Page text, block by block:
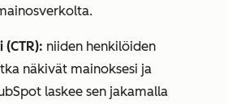
niiden henkilöiden
näkivät mainoksesi ja
laskee sen jakamalla